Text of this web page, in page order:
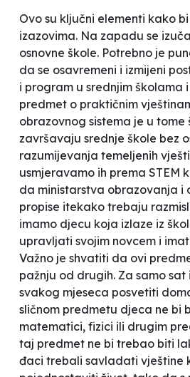
Ovo su ključni elementi kako
izazovima. Na zapadu se
osnovne škole. Potrebno je
da se osavremeni i izmijeni
i program u srednjim školama
predmet o praktičnim
obrazovnog sistema je u tome
završavaju srednje škole bez
razumijevanja temeljenih
usmjeravamo ih prema STEM
da ministarstva obrazovanja i
propise itekako trebaju
imamo djecu koja izlaze iz
upravljati svojim novcem i
Važno je shvatiti da ovi
pažnju od drugih. Za samo
svakog mjeseca posvetiti
sličnom predmetu djeca ne bi
matematici, fizici ili drugim
taj predmet ne bi trebao biti
đaci trebali savladati vještine